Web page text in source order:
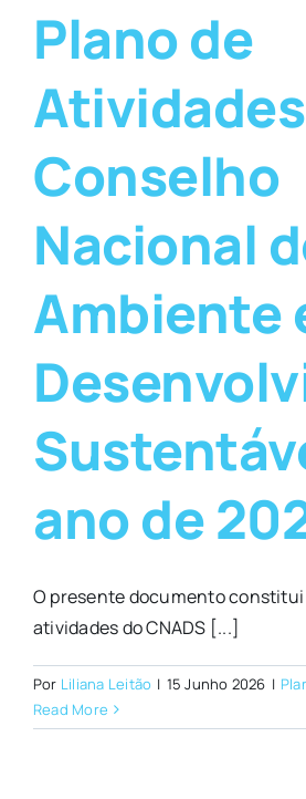
Plano de
Conselho
Nacional
Ambiente
ano de
O presente documento constitui
atividades do CNADS [...]
Por Liliana Leitão | 15 Junho 2026 |
Read More